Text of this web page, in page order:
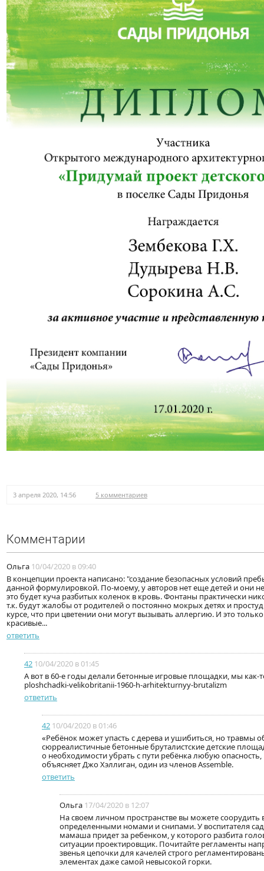
3 апреля 2020, 14:56 5 комментариев
Комментарии
Ольга 10/04/2020 в 09:40
В концепции проекта написано: "создание безопасных условий
данной формулировкой. По-моему, у авторов нет еще детей и они
это будет куча разбитых коленок в кровь. Фонтаны практически
т.к. будут жалобы от родителей о постоянно мокрых детях и
курсе, что при цветении они могут вызывать аллергию. И это
красивые...
ответить
42 10/04/2020 в 01:45
А вот в 60-е годы делали бетонные игровые площадки, мы
ploshchadki-velikobritanii-1960-h-arhitekturnyy-brutalizm
ответить
42 10/04/2020 в 01:46
«Ребёнок может упасть с дерева и ушибиться, но
сюрреалистичные бетонные бруталистские детские
о необходимости убрать с пути ребёнка любую
объясняет Джо Хэллиган, один из членов Assemble.
ответить
Ольга 17/04/2020 в 12:07
На своем личном пространстве вы можете соорудить
определенными номами и снипами. У воспитателя
мамаша придет за ребенком, у которого разбита
ситуации проектировщик. Почитайте регламенты
звенья цепочки для качелей строго
элементах даже самой невысокой горки.